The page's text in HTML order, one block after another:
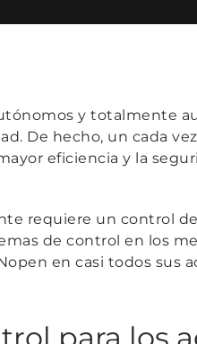
y totalmente
De hecho, un cada
eficiencia y la
requiere un control
de control en los
en casi todos sus